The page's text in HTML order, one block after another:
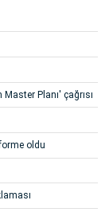
Planı' çağrısı
oldu